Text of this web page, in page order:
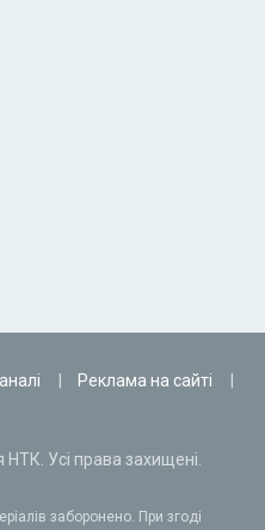
Реклама на сайті
Усі права захищені.
заборонено. При згоді